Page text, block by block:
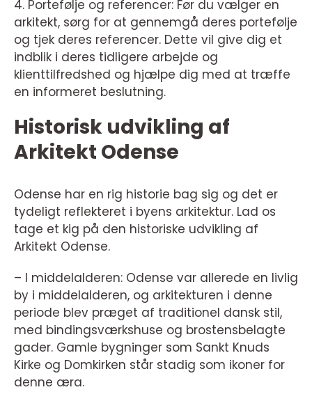
4. Portefølje og referencer: Før du vælger en
arkitekt, sørg for at gennemgå deres portefølje
og tjek deres referencer. Dette vil give dig et
indblik i deres tidligere arbejde og
klienttilfredshed og hjælpe dig med at træffe
en informeret beslutning.
Historisk udvikling af
Arkitekt Odense
Odense har en rig historie bag sig og det er
tydeligt reflekteret i byens arkitektur. Lad os
tage et kig på den historiske udvikling af
Arkitekt Odense.
– I middelalderen: Odense var allerede en livlig
by i middelalderen, og arkitekturen i denne
periode blev præget af traditionel dansk stil,
med bindingsværkshuse og brostensbelagte
gader. Gamle bygninger som Sankt Knuds
Kirke og Domkirken står stadig som ikoner for
denne æra.